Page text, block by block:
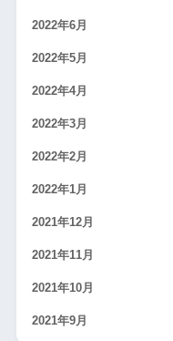
2022年6月
2022年5月
2022年4月
2022年3月
2022年2月
2022年1月
2021年12月
2021年11月
2021年10月
2021年9月